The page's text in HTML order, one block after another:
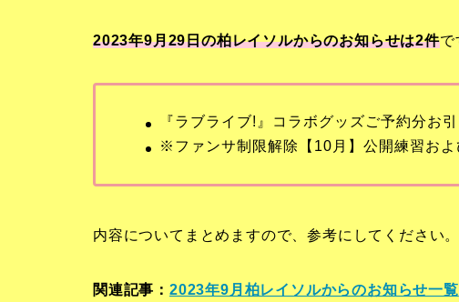
2023年9月29日の柏レイソルからのお知らせは2件で
『ラブライブ!』コラボグッズご予約分お
※ファンサ制限解除【10月】公開練習お
内容についてまとめますので、参考にしてください。
関連記事： 2023年9月柏レイソルからのお知らせ一覧